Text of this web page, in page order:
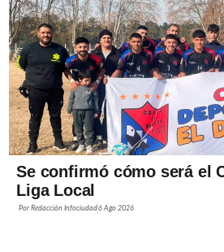
Se confirmó cómo será el
Liga Local
PorRedacción Infociudad6 Ago 2026